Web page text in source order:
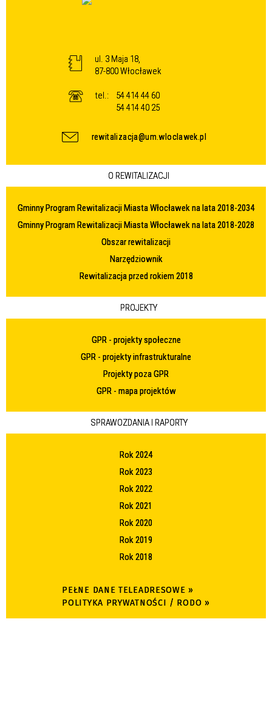
ul. 3 Maja 18,
87-800 Włocławek
tel.:
54 414 44 60
54 414 40 25
rewitalizacja@um.wloclawek.pl
O REWITALIZACJI
Gminny Program Rewitalizacji Miasta Włocławek na lata 2018-2034
Gminny Program Rewitalizacji Miasta Włocławek na lata 2018-2028
Obszar rewitalizacji
Narzędziownik
Rewitalizacja przed rokiem 2018
PROJEKTY
GPR - projekty społeczne
GPR - projekty infrastrukturalne
Projekty poza GPR
GPR - mapa projektów
SPRAWOZDANIA I RAPORTY
Rok 2024
Rok 2023
Rok 2022
Rok 2021
Rok 2020
Rok 2019
Rok 2018
PEŁNE DANE TELEADRESOWE »
POLITYKA PRYWATNOŚCI / RODO »